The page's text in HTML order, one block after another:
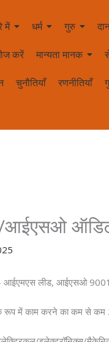
में धर्म गुरु
करें मान्यता मानक
चुनौतियाँ रणनीतियाँ
आईएसओ
आईएमएस लीड, आईएसओ
रूप में काम करने का कम से कम